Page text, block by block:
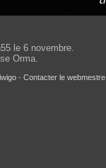
le 6 novembre.
Orma.
- Contacter le webmestre